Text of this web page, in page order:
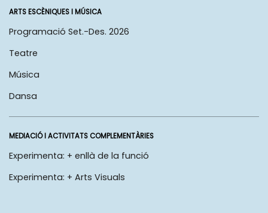
ARTS ESCÈNIQUES I MÚSICA
Programació Set.-Des. 2026
Teatre
Música
Dansa
MEDIACIÓ I ACTIVITATS COMPLEMENTÀRIES
Experimenta: + enllà de la funció
Experimenta: + Arts Visuals